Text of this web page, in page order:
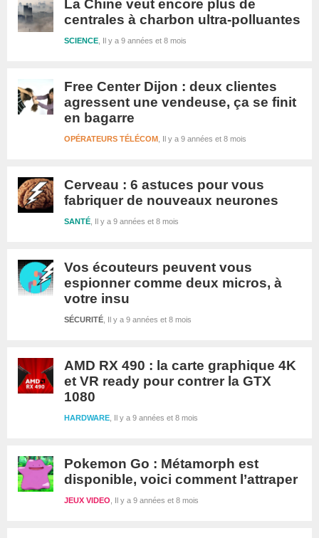
La Chine veut encore plus de
centrales à charbon ultra-polluantes
Il y a 9 années et 8 mois
SCIENCE
Free Center Dijon : deux clientes
agressent une vendeuse, ça se finit
en bagarre
Il y a 9 années et 8 mois
OPÉRATEURS TÉLÉCOM
Cerveau : 6 astuces pour vous
fabriquer de nouveaux neurones
Il y a 9 années et 8 mois
SANTÉ
Vos écouteurs peuvent vous
espionner comme deux micros, à
votre insu
Il y a 9 années et 8 mois
SÉCURITÉ
AMD RX 490 : la carte graphique 4K
et VR ready pour contrer la GTX
1080
Il y a 9 années et 8 mois
HARDWARE
Pokemon Go : Métamorph est
disponible, voici comment l’attraper
Il y a 9 années et 8 mois
JEUX VIDEO